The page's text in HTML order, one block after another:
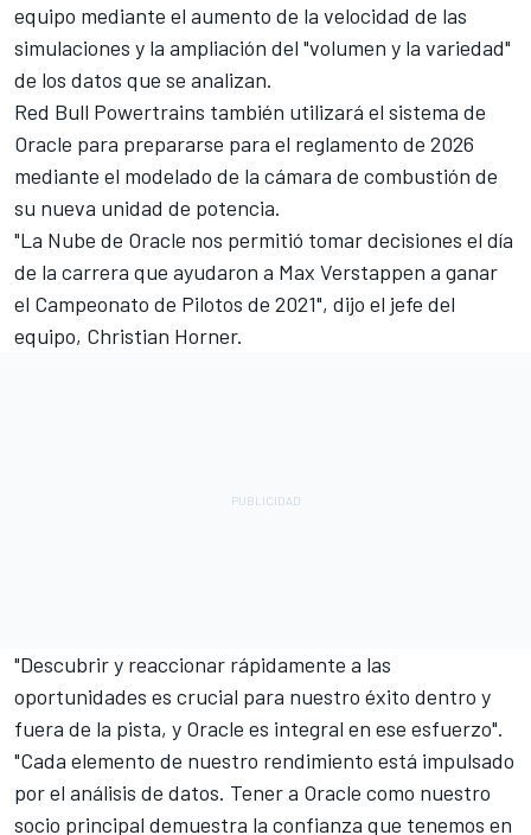
equipo mediante el aumento de la velocidad de las
simulaciones y la ampliación del "volumen y la variedad"
de los datos que se analizan.
Red Bull Powertrains también utilizará el sistema de
Oracle para prepararse para el reglamento de 2026
mediante el modelado de la cámara de combustión de
su nueva unidad de potencia.
"La Nube de Oracle nos permitió tomar decisiones el día
de la carrera que ayudaron a Max Verstappen a ganar
el Campeonato de Pilotos de 2021", dijo el jefe del
equipo, Christian Horner.
"Descubrir y reaccionar rápidamente a las
oportunidades es crucial para nuestro éxito dentro y
fuera de la pista, y Oracle es integral en ese esfuerzo".
"Cada elemento de nuestro rendimiento está impulsado
por el análisis de datos. Tener a Oracle como nuestro
socio principal demuestra la confianza que tenemos en